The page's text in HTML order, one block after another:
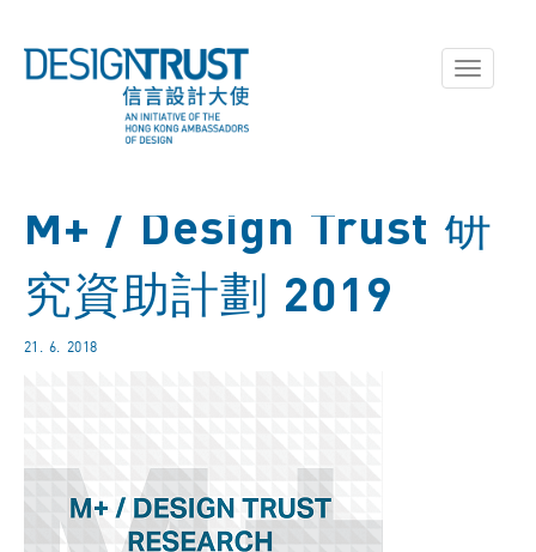
Toggle
M+ / Design Trust 研
究資助計劃 2019
21. 6. 2018